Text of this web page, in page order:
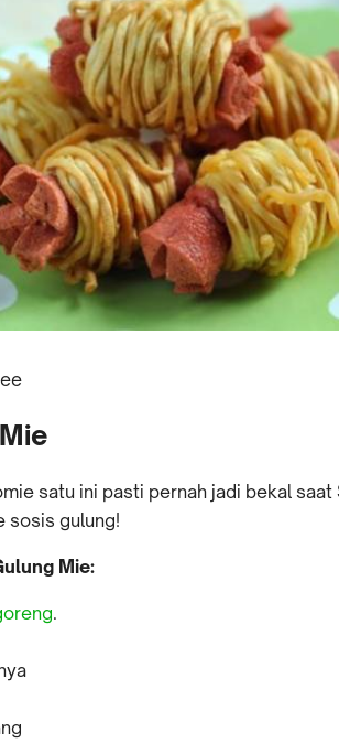
satu ini pasti pernah jadi bekal
sosis gulung!
Mie:
.